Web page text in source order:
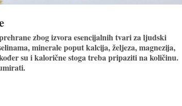
zbog izvora esencijalnih tvari za ljudski
minerale poput kalcija, željeza, magnezija,
su i kalorične stoga treba pripaziti na količinu.